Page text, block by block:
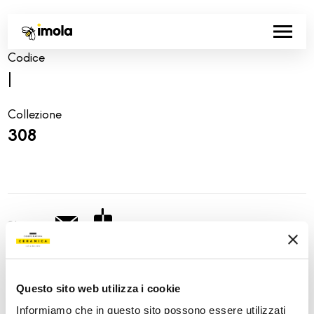
Questo sito web utilizza i cookie
Informiamo che in questo sito possono essere utilizzati
Codice
Collezione
308
Share: